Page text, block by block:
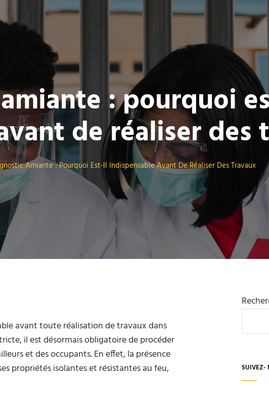
: pourquoi
de réaliser des
Amiante : Pourquoi Est-Il Indispensable Avant De Réaliser Des Travaux
avant toute réalisation de travaux dans
il est désormais obligatoire de procéder
et des occupants. En effet, la présence
propriétés isolantes et résistantes au feu,
SUIVEZ-